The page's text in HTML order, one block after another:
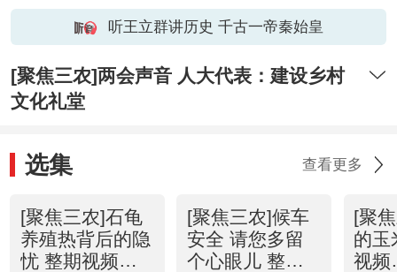
听王立群讲历史 千古一帝秦始皇
[聚焦三农]两会声音 人大代表：建设乡村
文化礼堂
选集 查看更多
[聚焦三农]石龟
养殖热背后的隐
忧 整期视频
[聚焦三农]候车
安全 请您多留
个心眼儿 整期
[聚
的玉
视频